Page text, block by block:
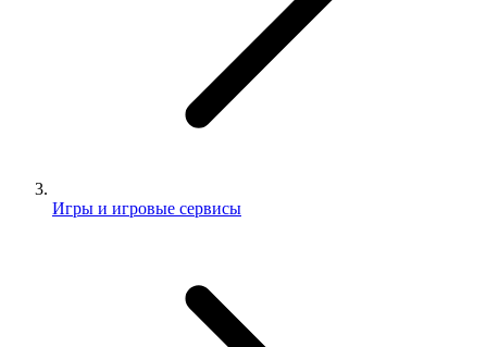
Игры и игровые сервисы